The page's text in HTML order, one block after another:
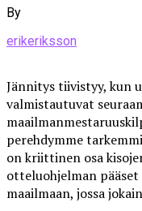
By
erikeriksson
Jännitys tiivistyy, kun
valmistautuvat
perehdymme
on kriittinen osa
otteluohjelman
maailmaan, jossa